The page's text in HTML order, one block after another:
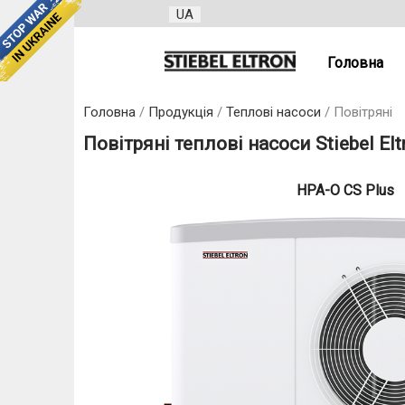
UA
Головна
Головна Продукція Теплові насоси Повітряні
Повітряні теплові насоси Stiebel
HPA-O CS Plus